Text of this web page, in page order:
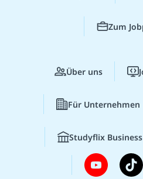
Zum
Über uns
Für Unternehmen
Studyflix Business